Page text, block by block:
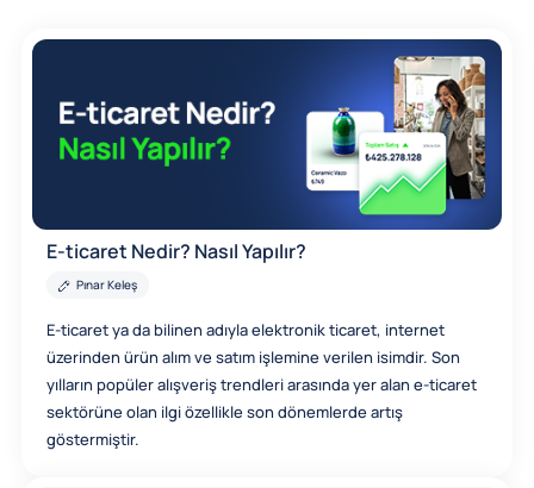
E-ticaret Nedir? Nasıl Yapılır?
Pınar Keleş
E-ticaret ya da bilinen adıyla elektronik ticaret, internet
üzerinden ürün alım ve satım işlemine verilen isimdir. Son
yılların popüler alışveriş trendleri arasında yer alan e-ticaret
sektörüne olan ilgi özellikle son dönemlerde artış
göstermiştir.